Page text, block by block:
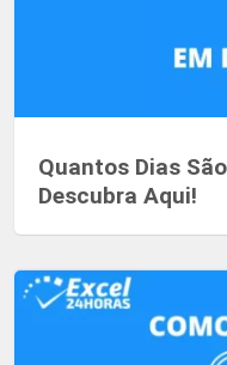
Quantos Dias
Descubra Aqui!